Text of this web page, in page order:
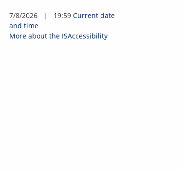
7/8/2026 | 19:59 Current date
and time
More about the ISAccessibility